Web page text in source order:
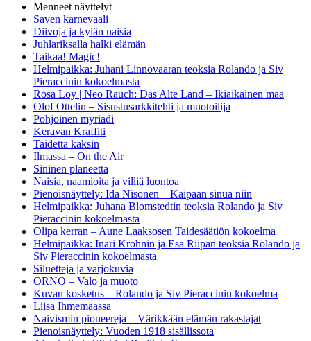
Menneet näyttelyt
Saven karnevaali
Diivoja ja kylän naisia
Juhlariksalla halki elämän
Taikaa! Magic!
Helmipaikka: Juhani Linnovaaran teoksia Rolando ja Siv
Pieraccinin kokoelmasta
Rosa Loy | Neo Rauch: Das Alte Land – Ikiaikainen maa
Olof Ottelin – Sisustusarkkitehti ja muotoilija
Pohjoinen myriadi
Keravan Kraffiti
Taidetta kaksin
Ilmassa – On the Air
Sininen planeetta
Naisia, naamioita ja villiä luontoa
Pienoisnäyttely: Ida Nisonen – Kaipaan sinua niin
Helmipaikka: Juhana Blomstedtin teoksia Rolando ja Siv
Pieraccinin kokoelmasta
Olipa kerran – Aune Laaksosen Taidesäätiön kokoelma
Helmipaikka: Inari Krohnin ja Esa Riipan teoksia Rolando ja
Siv Pieraccinin kokoelmasta
Siluetteja ja varjokuvia
ORNO – Valo ja muoto
Kuvan kosketus – Rolando ja Siv Pieraccinin kokoelma
Liisa Ihmemaassa
Naivismin pioneereja – Värikkään elämän rakastajat
Pienoisnäyttely: Vuoden 1918 sisällissota